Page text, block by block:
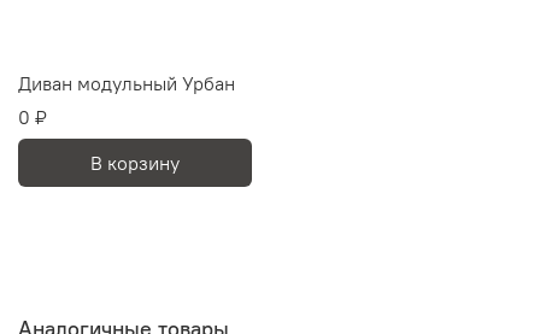
Диван модульный Урбан
0 ₽
В корзину